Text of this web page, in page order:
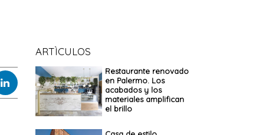
ARTÌCULOS
Restaurante renovado
en Palermo. Los
acabados y los
materiales amplifican
el brillo